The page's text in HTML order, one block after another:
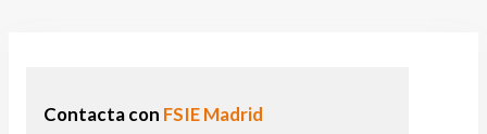
Contacta con FSIE Madrid